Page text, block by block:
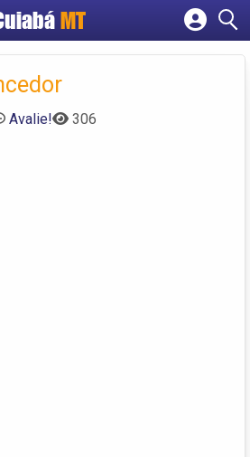
MT
Cadastrar empresa
Criar conta
Avalie! 306